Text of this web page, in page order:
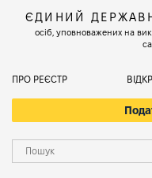
ЄДИНИЙ
осіб, уповноважених на
ПРО РЕЄСТР